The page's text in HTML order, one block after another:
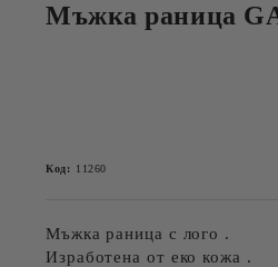
Мъжка раница
Код: 11260
Мъжка раница с лого .
Изработена от еко кожа .